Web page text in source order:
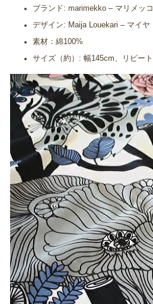
ブランド: marimekko – マリメッ
デザイン: Maija Louekari – マイヤ
素材：綿100%
サイズ（約）: 幅145cm、リピー